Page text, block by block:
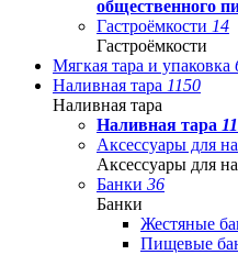
общественного
Гастроёмкости 14
Гастроёмкости
Мягкая тара и упаковка
Наливная тара 1150
Наливная тара
Наливная тара
Аксессуары для
Аксессуары для
Банки 36
Банки
Жестяные
Пищевые